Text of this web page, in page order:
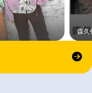
森久